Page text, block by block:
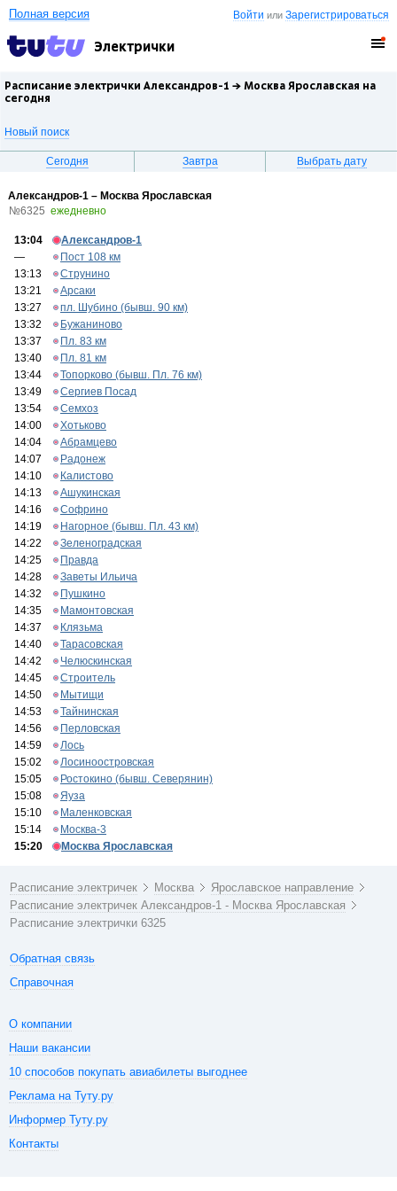
Войти илиЗарегистрироваться
Полная версия
Электрички
Расписание электрички Александров-1 → Москва Ярославская на
сегодня
Новый поиск
Сегодня Завтра Выбрать дату
Александров-1 – Москва Ярославская
№6325 ежедневно
13:04
Александров-1
—
Пост 108 км
13:13
Струнино
13:21
Арсаки
13:27
пл. Шубино (бывш. 90 км)
13:32
Бужаниново
13:37
Пл. 83 км
13:40
Пл. 81 км
13:44
Топорково (бывш. Пл. 76 км)
13:49
Сергиев Посад
13:54
Семхоз
14:00
Хотьково
14:04
Абрамцево
14:07
Радонеж
14:10
Калистово
14:13
Ашукинская
14:16
Софрино
14:19
Нагорное (бывш. Пл. 43 км)
14:22
Зеленоградская
14:25
Правда
14:28
Заветы Ильича
14:32
Пушкино
14:35
Мамонтовская
14:37
Клязьма
14:40
Тарасовская
14:42
Челюскинская
14:45
Строитель
14:50
Мытищи
14:53
Тайнинская
14:56
Перловская
14:59
Лось
15:02
Лосиноостровская
15:05
Ростокино (бывш. Северянин)
15:08
Яуза
15:10
Маленковская
15:14
Москва-3
15:20
Москва Ярославская
Расписание электричек Москва
Ярославское направление
Расписание электричек Александров-1 - Москва Ярославская
Расписание электрички 6325
Обратная связь
Справочная
О компании
Наши вакансии
10 способов покупать авиабилеты выгоднее
Реклама на Туту.ру
Информер Туту.ру
Контакты